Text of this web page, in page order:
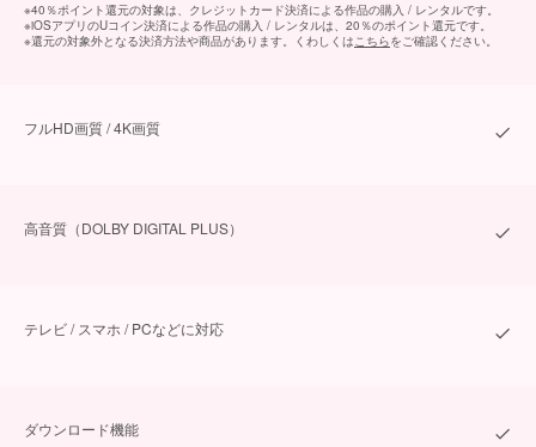
※40％ポイント還元の対象は、クレジットカード決済による作品の購入 / レンタルです。
※iOSアプリのUコイン決済による作品の購入 / レンタルは、20％のポイント還元です。
※還元の対象外となる決済方法や商品があります。くわしくはこちらをご確認ください。
フルHD画質 / 4K画質
⾼⾳質（DOLBY DIGITAL PLUS）
テレビ / スマホ / PCなどに対応
ダウンロード機能